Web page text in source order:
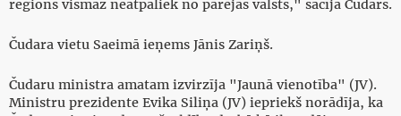
reģions vismaz neatpaliek no pārējās valsts," sacīja Čudars.
Čudara vietu Saeimā ieņems Jānis Zariņš.
Čudaru ministra amatam izvirzīja "Jaunā vienotība" (JV).
Ministru prezidente Evika Siliņa (JV) iepriekš norādīja, ka